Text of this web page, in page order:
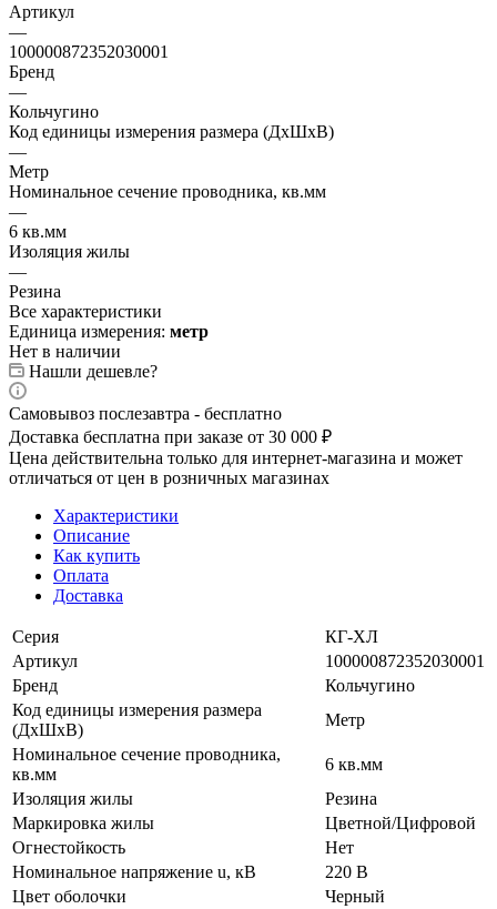
Артикул
—
100000872352030001
Бренд
—
Кольчугино
Код единицы измерения размера (ДхШхВ)
—
Метр
Номинальное сечение проводника, кв.мм
—
6 кв.мм
Изоляция жилы
—
Резина
Все характеристики
Единица измерения: метр
Нет в наличии
Нашли дешевле?
Самовывоз послезавтра - бесплатно
Доставка бесплатна при заказе от 30 000 ₽
Цена действительна только для интернет-магазина и может
отличаться от цен в розничных магазинах
Характеристики
Описание
Как купить
Оплата
Доставка
Серия
КГ-ХЛ
Артикул
100000872352030001
Бренд
Кольчугино
Код единицы измерения размера
(ДхШхВ)
Метр
Номинальное сечение проводника,
кв.мм
6 кв.мм
Изоляция жилы
Резина
Маркировка жилы
Цветной/Цифровой
Огнестойкость
Нет
Номинальное напряжение u, кВ
220 В
Цвет оболочки
Черный